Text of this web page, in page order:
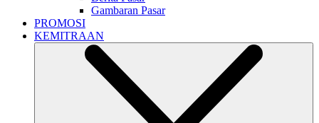
Gambaran Pasar
PROMOSI
KEMITRAAN